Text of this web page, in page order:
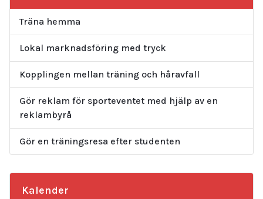
Träna hemma
Lokal marknadsföring med tryck
Kopplingen mellan träning och håravfall
Gör reklam för sporteventet med hjälp av en
reklambyrå
Gör en träningsresa efter studenten
Kalender